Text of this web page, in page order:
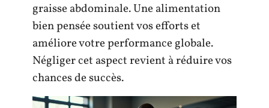
graisse abdominale. Une alimentation
bien pensée soutient vos efforts et
améliore votre performance globale.
Négliger cet aspect revient à réduire vos
chances de succès.